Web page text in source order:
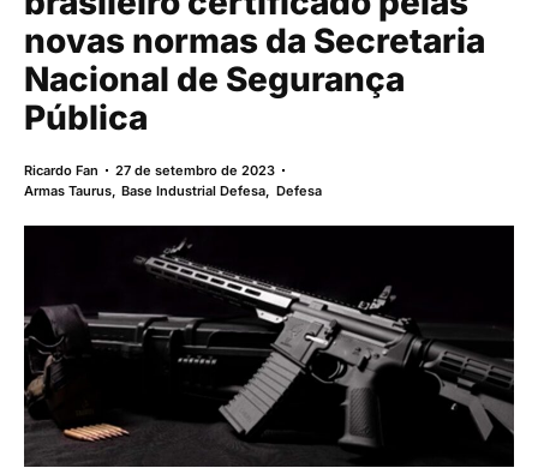
novas normas da Secretaria
Nacional de Segurança
Pública
Ricardo Fan
27 de setembro de 2023
Armas Taurus,Base Industrial Defesa, Defesa